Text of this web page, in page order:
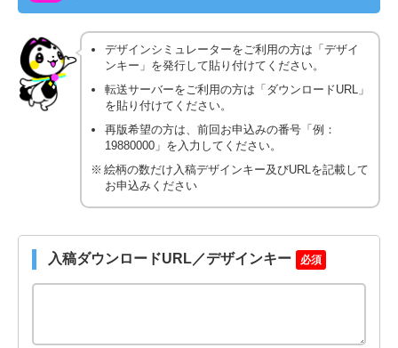
デザインシミュレーターをご利用の方は「デザイ
ンキー」を発行して貼り付けてください。
転送サーバーをご利用の方は「ダウンロードURL」
を貼り付けてください。
再版希望の方は、前回お申込みの番号「例：
19880000」を入力してください。
絵柄の数だけ入稿デザインキー及びURLを記載して
お申込みください
入稿ダウンロードURL／デザインキー 必須